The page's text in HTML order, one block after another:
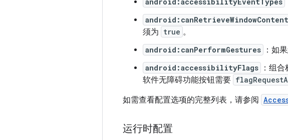
android:canRetrieveWindowContent
须为 true 。
android:canPerformGestures ：如
android:accessibilityFlags ：组
软件无障碍功能按钮需要
如需查看配置选项的完整列表，请参阅
运行时配置